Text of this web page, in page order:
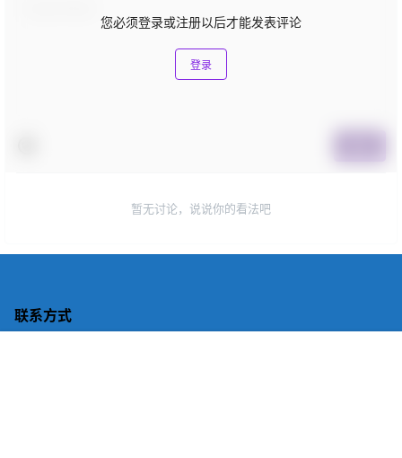
您必须登录或注册以后才能发表评论
登录
暂无讨论，说说你的看法吧
联系方式